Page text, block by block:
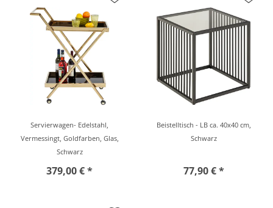
Servierwagen- Edelstahl,
Vermessingt, Goldfarben, Glas,
Schwarz
379,00 € *
Beistelltisch - LB ca. 40x40 cm,
Schwarz
77,90 € *